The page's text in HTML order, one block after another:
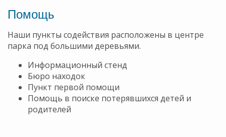
Помощь
Наши пункты содействия расположены в центре
парка под большими деревьями.
Информационный стенд
Бюро находок
Пункт первой помощи
Помощь в поиске потерявшихся детей и
родителей